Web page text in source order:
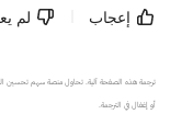
إعجاب لم
ترجمة هذه الصفحة آلية. تحاول منصة سهم تحسين
أو إغفال في الترجمة.